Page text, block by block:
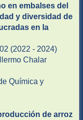
en embalses del
y diversidad de
en la
(2022 - 2024)
Chalar
Química y
de arroz